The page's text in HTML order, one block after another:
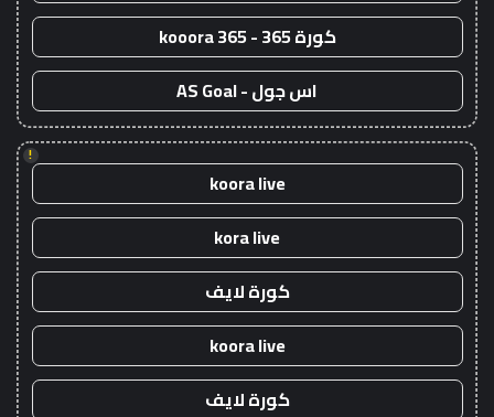
كورة 365 - kooora 365
اس جول - AS Goal
!
koora live
kora live
كورة لايف
koora live
كورة لايف